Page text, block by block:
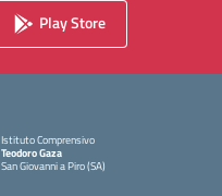
Play Store
Istituto Comprensivo
Teodoro Gaza
San Giovanni a Piro (SA)